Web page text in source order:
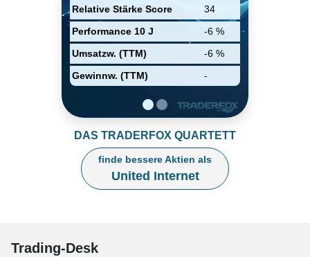
Relative Stärke Score
34
Performance 10 J
-6 %
Umsatzw. (TTM)
-6 %
Gewinnw. (TTM)
-
Demand) und mobile Internet-
Produkte. Die Firma bietet auch
ein groβes Spektrum von
Telekom-Produkte und -Services
an Firmen und örtliche
Behörden.
DAS TRADERFOX QUARTETT
finde bessere Aktien als
United Internet
Trading-Desk